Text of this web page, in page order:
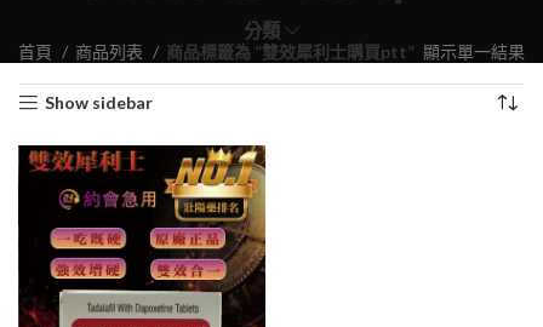
分類
首頁 商品列表 商品標籤為 “雙效犀利士購買ptt” 顯示單一結果
Show sidebar